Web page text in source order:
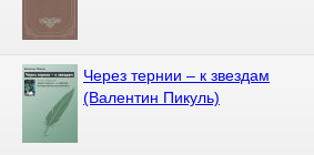
Через тернии – к звездам
(Валентин Пикуль)